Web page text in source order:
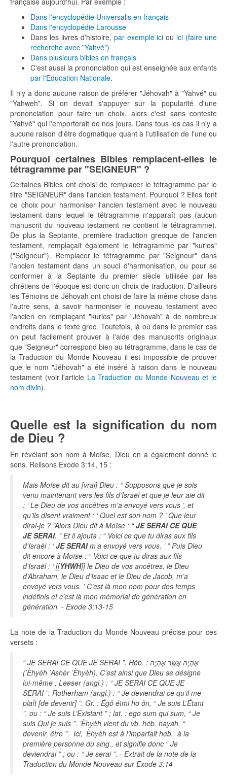
Dans l'encyclopédie Universalis en français
Dans l'encyclopédie Larousse
Dans les livres d'histoire, par exemple ici ouici (faire une
recherche avec "Yahvé")
Dans plusieurs bibles en français
C'est aussi la prononciation qui est enseignée aux enfants
par l'Education Nationale.
Il n'y a donc aucune raison de préférer "Jéhovah" à "Yahvé" ou
"Yahweh". Si on devait s'appuyer sur la popularité d'une
prononciation pour faire un choix, alors c'est sans conteste
"Yahvé" qui l'emporterait de nos jours. Dans tous les cas il n'y a
aucune raison d'être dogmatique quant à l'utilisation de l'une ou
l'autre prononciation.
Pourquoi certaines Bibles remplacent-elles le
tétragramme par "SEIGNEUR" ?
Certaines Bibles ont choisi de remplacer le tétragramme par le
titre "SEIGNEUR" dans l'ancien testament. Pourquoi ? Elles font
ce choix pour harmoniser l'ancien testament avec le nouveau
testament dans lequel le tétragramme n'apparaît pas (aucun
manuscrit du nouveau testament ne contient le tétragramme).
De plus la Septante, première traduction grecque de l'ancien
testament, remplaçait également le tétragramme par "kurios"
("Seigneur"). Remplacer le tétragramme par "Seigneur" dans
l'ancien testament dans un souci d'harmonisation, ou pour se
conformer à la Septante du premier siècle utilisée par les
chrétiens de l'époque est donc un choix de traduction. D'ailleurs
les Témoins de Jéhovah ont choisi de faire la même chose dans
l'autre sens, à savoir harmoniser le nouveau testament avec
l'ancien en remplaçant "kurios" par "Jéhovah" à de nombreux
endroits dans le texte grec. Toutefois, là où dans le premier cas
on peut facilement prouver à l'aide des manuscrits originaux
que "Seigneur" correspond bien au tétragramme, dans le cas de
la Traduction du Monde Nouveau il est impossible de prouver
que le nom "Jéhovah" a été inséré à raison dans le nouveau
testament (voir l'article La Traduction du Monde Nouveau et le
nom divin).
Quelle est la signification du nom
de Dieu ?
En révélant son nom à Moïse, Dieu en a également donné le
sens. Relisons Exode 3:14, 15 :
Mais Moïse dit au [vrai] Dieu : “ Supposons que je sois
venu maintenant vers les fils d’Israël et que je leur aie dit
: ‘ Le Dieu de vos ancêtres m’a envoyé vers vous ’, et
qu’ils disent vraiment : ‘ Quel est son nom ? ’ Que leur
dirai-je ? ”Alors Dieu dit à Moïse : “JE SERAI CE QUE
JE SERAI. ” Et il ajouta : “ Voici ce que tu diras aux fils
d’Israël : ‘JE SERAIm’a envoyé vers vous. ’ ” Puis Dieu
dit encore à Moïse : “ Voici ce que tu diras aux fils
d’Israël : ‘ [[YHWH]] le Dieu de vos ancêtres, le Dieu
d’Abraham, le Dieu d’Isaac et le Dieu de Jacob, m’a
envoyé vers vous. ’ C’est là mon nom pour des temps
indéfinis et c’est là mon mémorial de génération en
génération. - Exode 3:13-15
La note de la Traduction du Monde Nouveau précise pour ces
versets :
“ JE SERAI CE QUE JE SERAI ”. Héb. : אֶהְיֶֽה אֲשֶֽׁר אֶהְיֶֽה
(ʼÈhyèh ʼAshèr ʼÈhyèh). C’est ainsi que Dieu se désigne
lui-même ; Leeser (angl.) : “ JE SERAI CE QUE JE
SERAI ”. Rotherham (angl.) : “ Je deviendrai ce qu’il me
plaît [de devenir] ”. Gr. : Égô éïmi ho ôn, “ Je suis L’Étant
”, ou : “ Je suis L’Existant ” ; lat. : ego sum qui sum, “ Je
suis Qui je suis ”. ʼÈhyèh vient du vb. héb. hayah, “
devenir, être ”. Ici, ʼÈhyèh est à l’imparfait héb., à la
première personne du sing., et signifie donc “ Je
deviendrai ” ; ou : “ Je serai ”. - Extrait de la note de la
Traduction du Monde Nouveau sur Exode 3:14